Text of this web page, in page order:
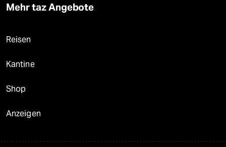
Mehr taz Angebote
Reisen
Kantine
Shop
Anzeigen